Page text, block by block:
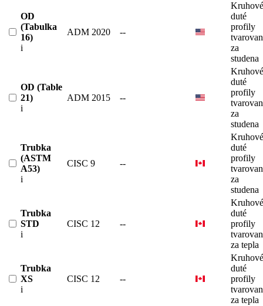
OD
(Tabulka
16)
i
ADM 2020 --
Kruhové
duté
profily
za
studena
OD (Table
21)
i
ADM 2015 --
Kruhové
duté
profily
za
studena
Trubka
(ASTM
A53)
i
CISC 9 --
Kruhové
duté
profily
za
studena
Trubka
STD
i
CISC 12 --
Kruhové
duté
profily
za tepla
Trubka
XS
i
CISC 12 --
Kruhové
duté
profily
za tepla